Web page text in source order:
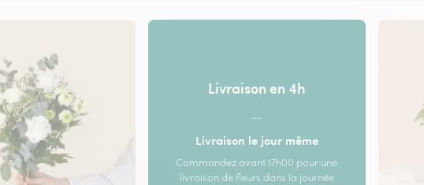
Livraison en 4h
—
Livraison le jour même
Commandez avant 17h00 pour une
livraison de fleurs dans la journée